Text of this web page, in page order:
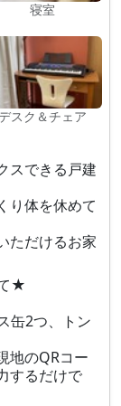
寝室
スク＆チェア
スできる戸建
り体を休めて
ただけるお家
★
缶2つ、トン
地のQRコー
するだけで